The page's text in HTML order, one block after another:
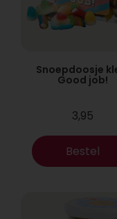
Snoepdoosje
Good job!
3,95
Bestel